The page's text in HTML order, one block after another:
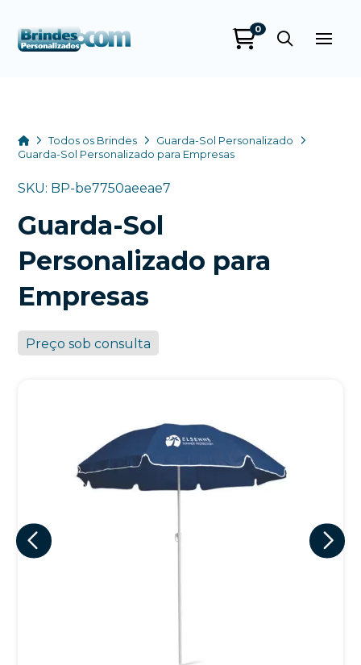
0
HomeTodos os Brindes
Guarda-Sol Personalizado
Guarda-Sol Personalizado para Empresas
SKU: BP-be7750aeeae7
Guarda-Sol
Personalizado para
Empresas
Preço sob consulta
+55
Eu concordo em receber comunicações.
A nossa empresa está comprometida a proteger e respeitar
sua privacidade, utilizaremos seus dados apenas para fins
de marketing. Você pode alterar suas preferências a